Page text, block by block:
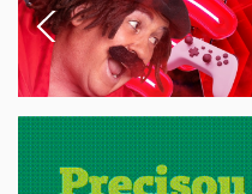
Previous